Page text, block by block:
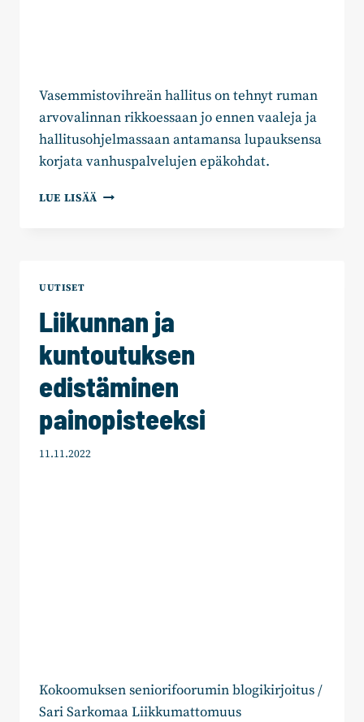
Vasemmistovihreän hallitus on tehnyt ruman
arvovalinnan rikkoessaan jo ennen vaaleja ja
hallitusohjelmassaan antamansa lupauksensa
korjata vanhuspalvelujen epäkohdat.
LUE LISÄÄ HALLITUKSEN
HERU
VANHUSPALVELUIHIN
UUTISET
Liikunnan ja
kuntoutuksen
edistäminen
painopisteeksi
11.11.2022
Kokoomuksen seniorifoorumin blogikirjoitus /
Sari Sarkomaa Liikkumattomuus